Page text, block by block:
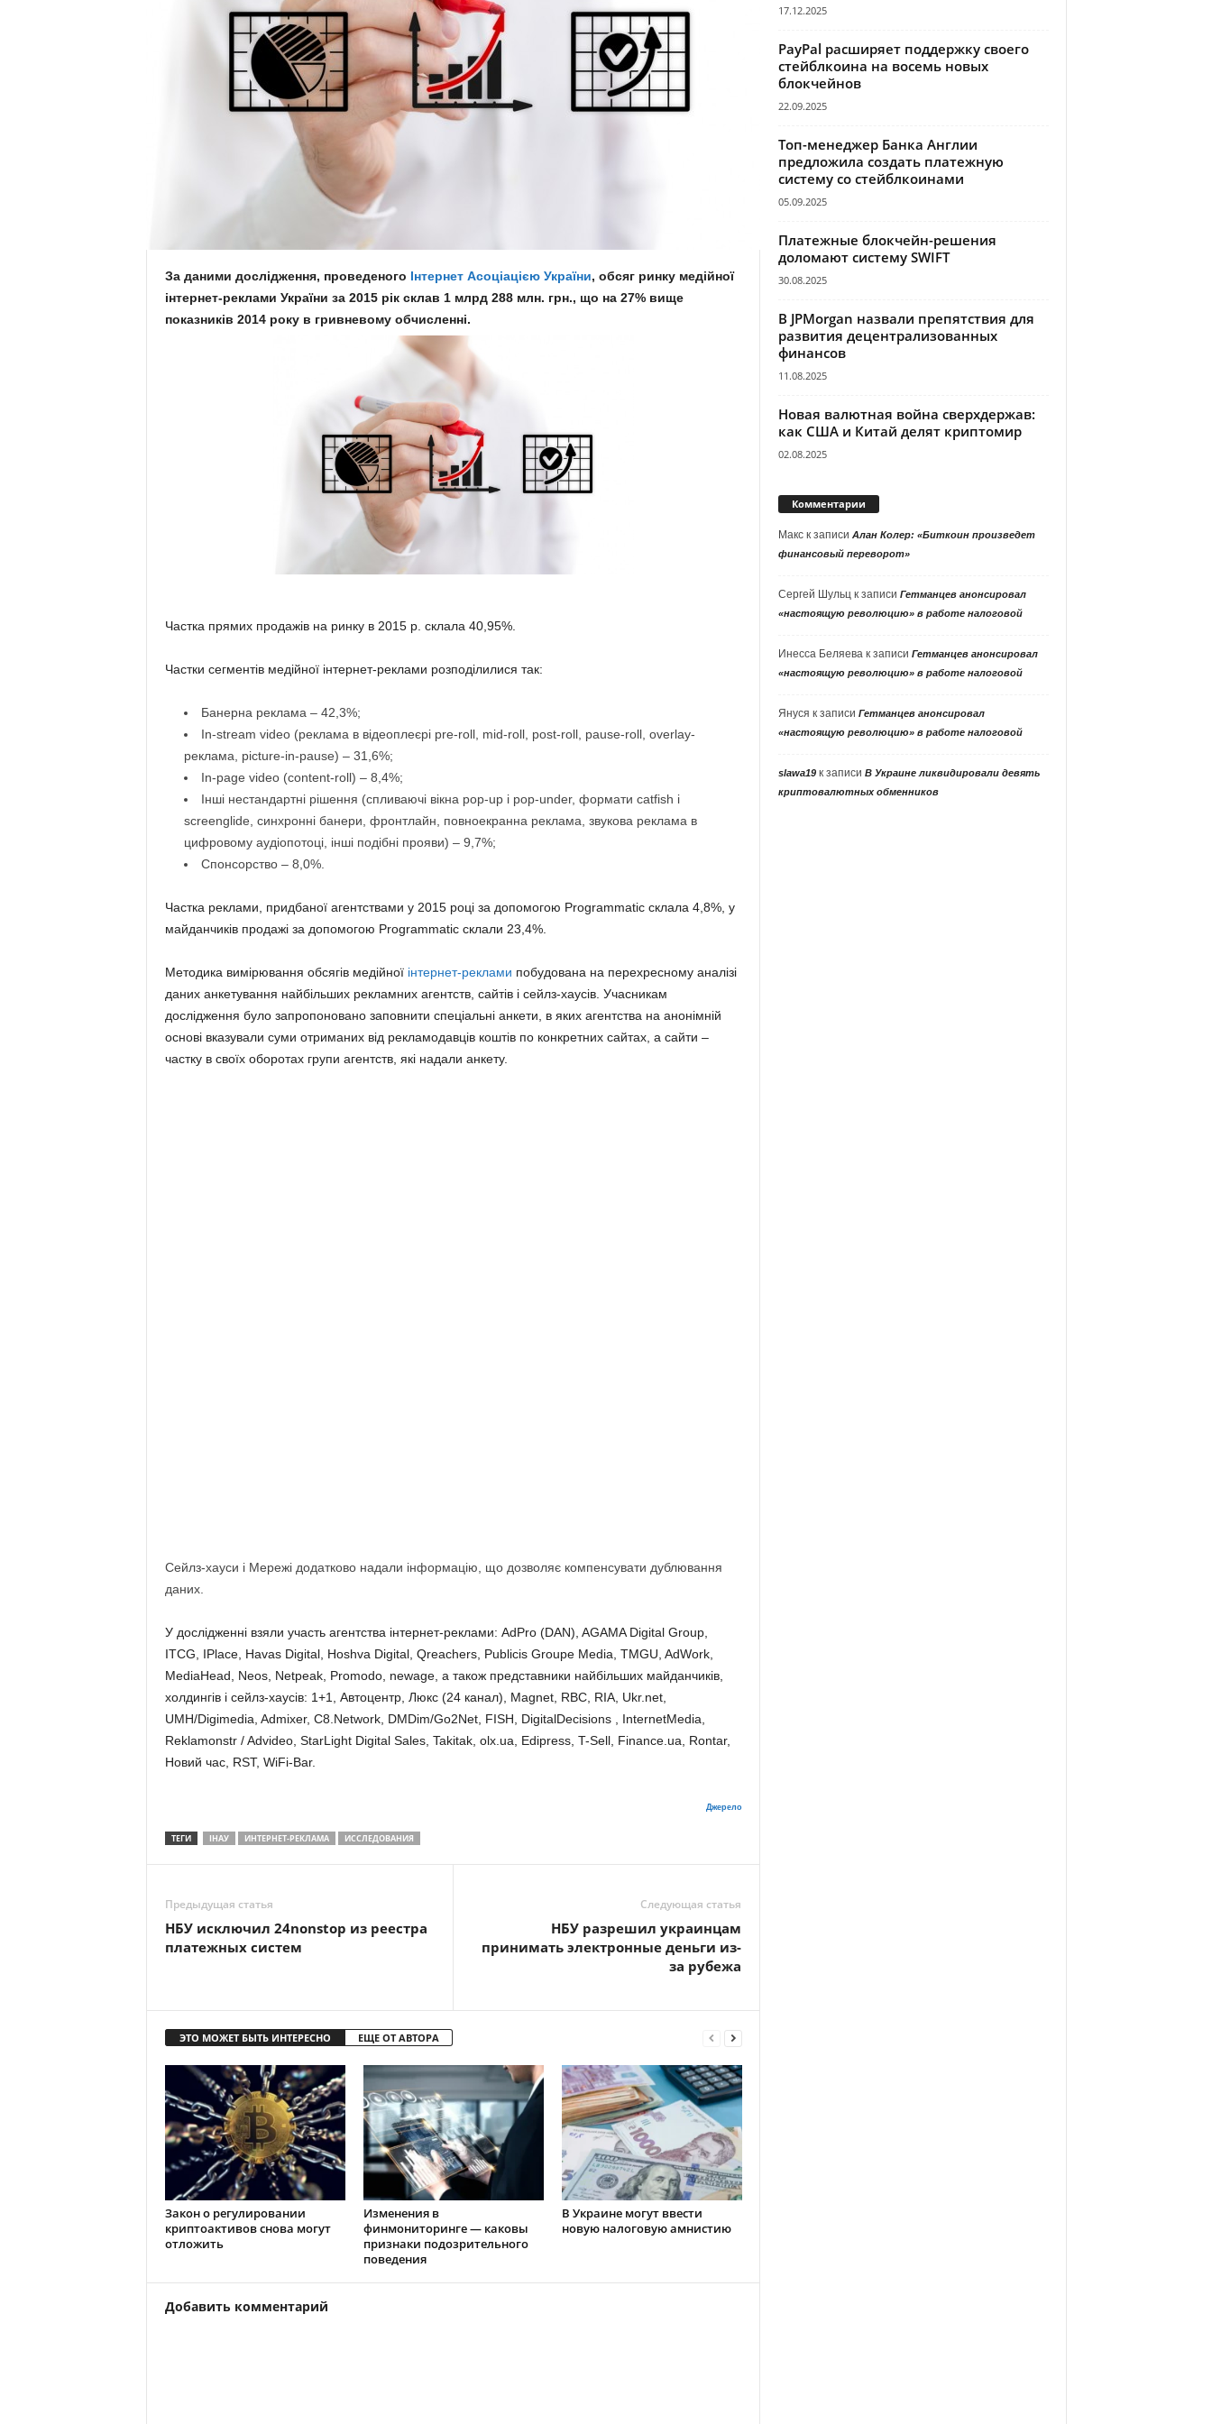
.
o
a
За даними дослідження, проведеного Інтернет Асоціацією України, обсяг ринку медійної
інтернет-реклами України за 2015 рік склав 1 млрд 288 млн. грн., що на 27% вище
показників 2014 року в гривневому обчисленні.
Частка прямих продажів на ринку в 2015 р. склала 40,95%.
Частки сегментів медійної інтернет-реклами розподілилися так:
Банерна реклама – 42,3%;
In-stream video (реклама в відеоплеєрі pre-roll, mid-roll, post-roll, pause-roll, overlay-
реклама, picture-in-pause) – 31,6%;
In-page video (content-roll) – 8,4%;
Інші нестандартні рішення (спливаючі вікна pop-up і pop-under, формати catfish і
screenglide, синхронні банери, фронтлайн, повноекранна реклама, звукова реклама в
цифровому аудіопотоці, інші подібні прояви) – 9,7%;
Спонсорство – 8,0%.
Частка реклами, придбаної агентствами у 2015 році за допомогою Programmatic склала 4,8%, у
майданчиків продажі за допомогою Programmatic склали 23,4%.
Методика вимірювання обсягів медійної інтернет-реклами побудована на перехресному аналізі
даних анкетування найбільших рекламних агентств, сайтів і сейлз-хаусів. Учасникам
дослідження було запропоновано заповнити спеціальні анкети, в яких агентства на анонімній
основі вказували суми отриманих від рекламодавців коштів по конкретних сайтах, а сайти –
частку в своїх оборотах групи агентств, які надали анкету.
Сейлз-хауси і Мережі додатково надали інформацію, що дозволяє компенсувати дублювання
даних.
У дослідженні взяли участь агентства інтернет-реклами: AdPro (DAN), AGAMA Digital Group,
ITCG, IPlace, Havas Digital, Hoshva Digital, Qreachers, Publicis Groupe Media, TMGU, AdWork,
MediaHead, Neos, Netpeak, Promodo, newage, а також представники найбільших майданчиків,
холдингів і сейлз-хаусів: 1+1, Автоцентр, Люкс (24 канал), Magnet, RBC, RIA, Ukr.net,
UMH/Digimedia, Admixer, C8.Network, DMDim/Go2Net, FISH, DigitalDecisions , InternetMedia,
Reklamonstr / Advideo, StarLight Digital Sales, Takitak, olx.ua, Edipress, T-Sell, Finance.ua, Rontar,
Новий час, RST, WiFi-Bar.
Джерело
ТЕГИ ІНАУ ИНТЕРНЕТ-РЕКЛАМА ИССЛЕДОВАНИЯ
Предыдущая статья
НБУ исключил 24nonstop из реестра
платежных систем
Следующая статья
НБУ разрешил украинцам
принимать электронные деньги из-
за рубежа
ЭТО МОЖЕТ БЫТЬ ИНТЕРЕСНО ЕЩЕ ОТ АВТОРА
Закон о регулировании
криптоактивов снова могут
отложить
Изменения в
финмониторинге — каковы
признаки подозрительного
поведения
В Украине могут ввести
новую налоговую амнистию
Добавить комментарий
17.12.2025
PayPal расширяет поддержку своего
стейблкоина на восемь новых
блокчейнов
22.09.2025
Топ-менеджер Банка Англии
предложила создать платежную
систему со стейблкоинами
05.09.2025
Платежные блокчейн-решения
доломают систему SWIFT
30.08.2025
В JPMorgan назвали препятствия для
развития децентрализованных
финансов
11.08.2025
Новая валютная война сверхдержав:
как США и Китай делят криптомир
02.08.2025
Комментарии
Макск записи Алан Колер: «Биткоин произведет
финансовый переворот»
Сергей Шульцк записи Гетманцев анонсировал
«настоящую революцию» в работе налоговой
Инесса Беляевак записи Гетманцев анонсировал
«настоящую революцию» в работе налоговой
Януся к записи Гетманцев анонсировал
«настоящую революцию» в работе налоговой
slawa19к записи В Украине ликвидировали девять
криптовалютных обменников